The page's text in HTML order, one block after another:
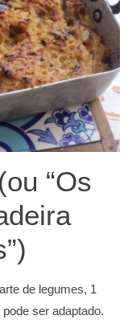
“Os
de legumes, 1
ser adaptado.